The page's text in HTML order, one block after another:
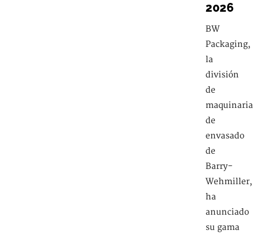
2026
BW
Packaging,
la
división
de
maquinaria
de
envasado
de
Barry-
Wehmiller,
ha
anunciado
su gama